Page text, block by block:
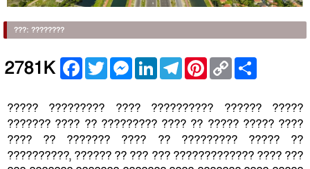
???: ????????
2781K Facebook
TwitterMessenger
LinkedInTelegramPinterest
Copy
Link
????? ????????? ???? ?????????? ?????? ?????
??????? ???? ?? ????????? ???? ?? ????? ????? ????
???? ?? ??????? ???? ?? ????????? ????? ??
??????????, ?????? ?? ??? ??? ????????????? ???? ???